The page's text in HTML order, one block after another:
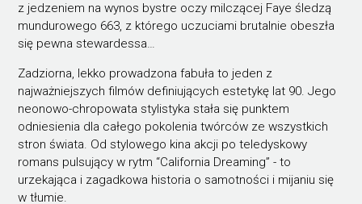
z jedzeniem na wynos bystre oczy milczącej Faye śledzą
mundurowego 663, z którego uczuciami brutalnie obeszła
się pewna stewardessa…
Zadziorna, lekko prowadzona fabuła to jeden z
najważniejszych filmów definiujących estetykę lat 90. Jego
neonowo-chropowata stylistyka stała się punktem
odniesienia dla całego pokolenia twórców ze wszystkich
stron świata. Od stylowego kina akcji po teledyskowy
romans pulsujący w rytm “California Dreaming” - to
urzekająca i zagadkowa historia o samotności i mijaniu się
w tłumie.